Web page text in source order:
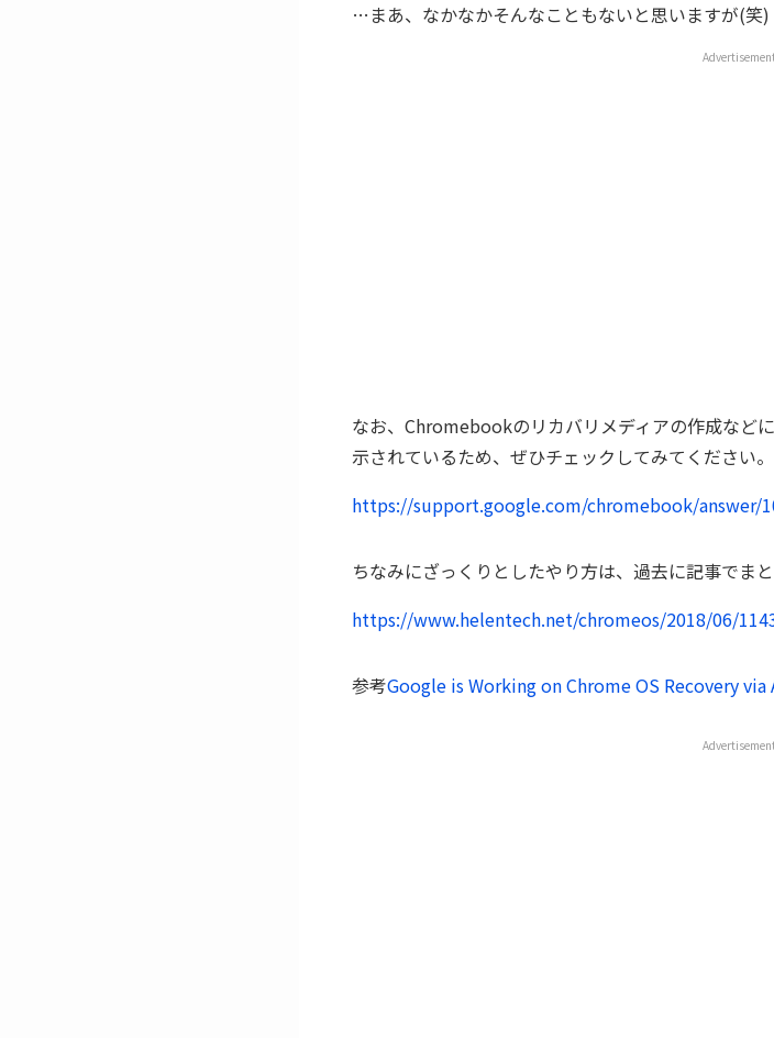
…まあ、なかなかそんなこともないと思いますが(笑)
なお、Chromebookのリカバリメディアの作成など
示されているため、ぜひチェックしてみてください。
https://support.google.com/chromebook/answer/
ちなみにざっくりとしたやり方は、過去に記事でま
https://www.helentech.net/chromeos/2018/06/
参考Google is Working on Chrome OS Recovery